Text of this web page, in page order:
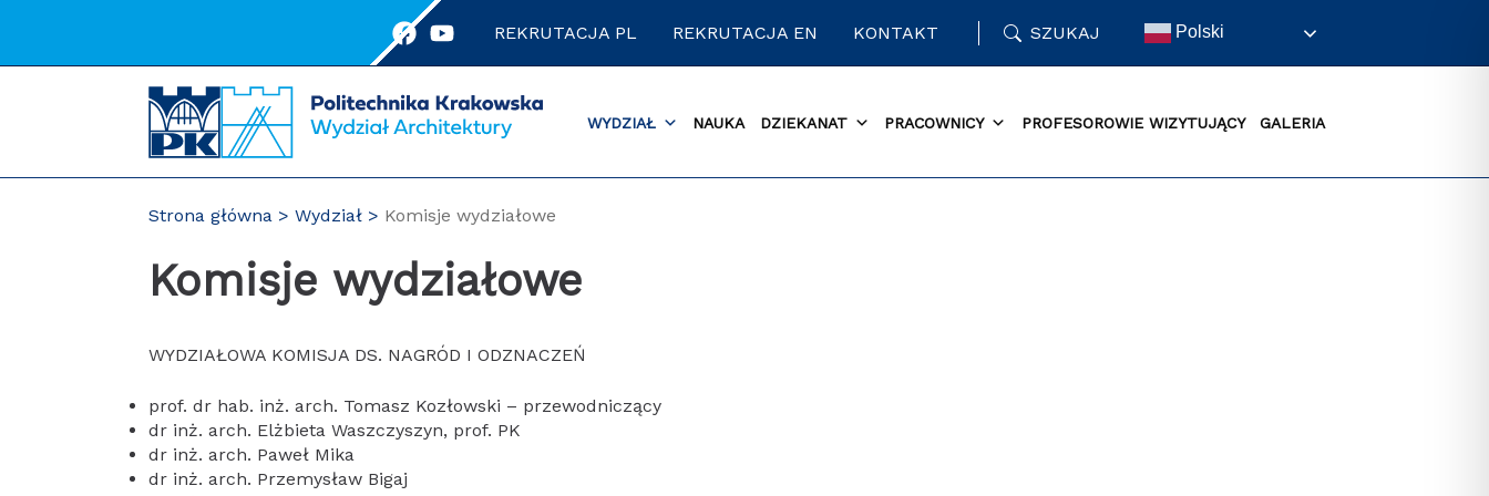
REKRUTACJA PL REKRUTACJA EN KONTAKT SZUKAJ Polski
WYDZIAŁ NAUKA DZIEKANAT PRACOWNICY PROFESOROWIE WIZYTUJĄCY GALERIA
Strona główna Wydział Komisje wydziałowe
Komisje wydziałowe
WYDZIAŁOWA KOMISJA DS. NAGRÓD I ODZNACZEŃ
prof. dr hab. inż. arch. Tomasz Kozłowski – przewodniczący
dr inż. arch. Elżbieta Waszczyszyn, prof. PK
dr inż. arch. Paweł Mika
dr inż. arch. Przemysław Bigaj